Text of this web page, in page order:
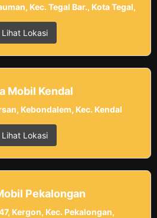
Kec. Tegal Bar., Kota Tegal,
Lihat Lokasi
Mobil Kendal
Kebondalem, Kec. Kendal
Lihat Lokasi
Pekalongan
Kergon, Kec. Pekalongan,